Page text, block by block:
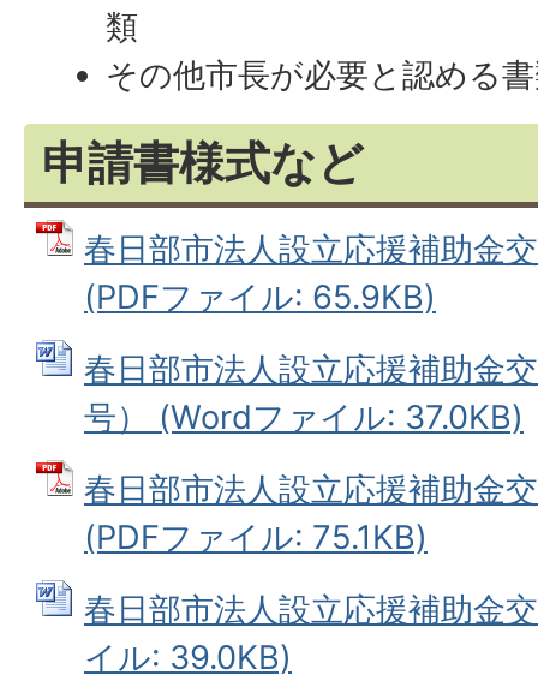
類
その他市長が必要と認める
申請書様式など
春日部市法人設立応援補助金
(PDFファイル: 65.9KB)
春日部市法人設立応援補助金
号） (Wordファイル: 37.0KB)
春日部市法人設立応援補助金
(PDFファイル: 75.1KB)
春日部市法人設立応援補助金
イル: 39.0KB)